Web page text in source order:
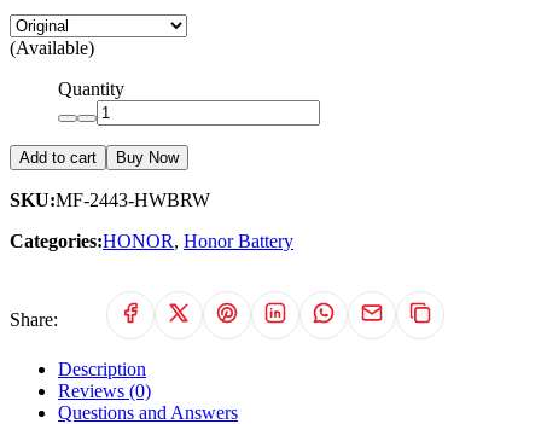
(Available)
Quantity
Add to cart Buy Now
SKU:MF-2443-HWBRW
Categories:HONOR, Honor Battery
Share:
Description
Reviews (0)
Questions and Answers